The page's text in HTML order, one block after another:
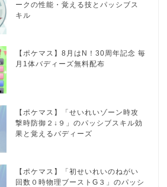
ークの性能・覚える技とパッシブス
キル
【ポケマス】8月はN！30周年記念 毎
月1体バディーズ無料配布
【ポケマス】「せいれいゾーン時攻
撃時防御２↓９」のパッシブスキル効
果と覚えるバディーズ
【ポケマス】「初せいれいのねがい
回数０時物理ブーストG３」のパッシ